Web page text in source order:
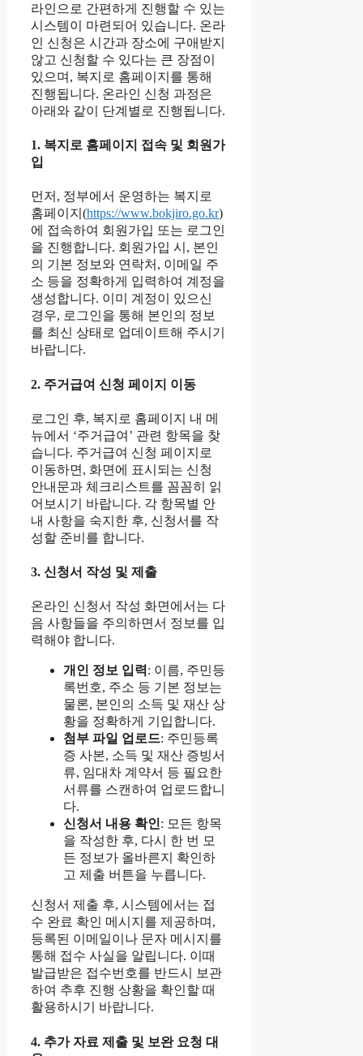
라인으로 간편하게 진행할 수 있는
시스템이 마련되어 있습니다. 온라
인 신청은 시간과 장소에 구애받지
않고 신청할 수 있다는 큰 장점이
있으며, 복지로 홈페이지를 통해
진행됩니다. 온라인 신청 과정은
아래와 같이 단계별로 진행됩니다.
1. 복지로 홈페이지 접속 및 회원가
입
먼저, 정부에서 운영하는 복지로
홈페이지(https://www.bokjiro.go.kr)
에 접속하여 회원가입 또는 로그인
을 진행합니다. 회원가입 시, 본인
의 기본 정보와 연락처, 이메일 주
소 등을 정확하게 입력하여 계정을
생성합니다. 이미 계정이 있으신
경우, 로그인을 통해 본인의 정보
를 최신 상태로 업데이트해 주시기
바랍니다.
2. 주거급여 신청 페이지 이동
로그인 후, 복지로 홈페이지 내 메
뉴에서 ‘주거급여’ 관련 항목을 찾
습니다. 주거급여 신청 페이지로
이동하면, 화면에 표시되는 신청
안내문과 체크리스트를 꼼꼼히 읽
어보시기 바랍니다. 각 항목별 안
내 사항을 숙지한 후, 신청서를 작
성할 준비를 합니다.
3. 신청서 작성 및 제출
온라인 신청서 작성 화면에서는 다
음 사항들을 주의하면서 정보를 입
력해야 합니다.
개인 정보 입력 : 이름, 주민등
록번호, 주소 등 기본 정보는
물론, 본인의 소득 및 재산 상
황을 정확하게 기입합니다.
첨부 파일 업로드: 주민등록
증 사본, 소득 및 재산 증빙서
류, 임대차 계약서 등 필요한
서류를 스캔하여 업로드합니
다.
신청서 내용 확인: 모든 항목
을 작성한 후, 다시 한 번 모
든 정보가 올바른지 확인하
고 제출 버튼을 누릅니다.
신청서 제출 후, 시스템에서는 접
수 완료 확인 메시지를 제공하며,
등록된 이메일이나 문자 메시지를
통해 접수 사실을 알립니다. 이때
발급받은 접수번호를 반드시 보관
하여 추후 진행 상황을 확인할 때
활용하시기 바랍니다.
4. 추가 자료 제출 및 보완 요청 대